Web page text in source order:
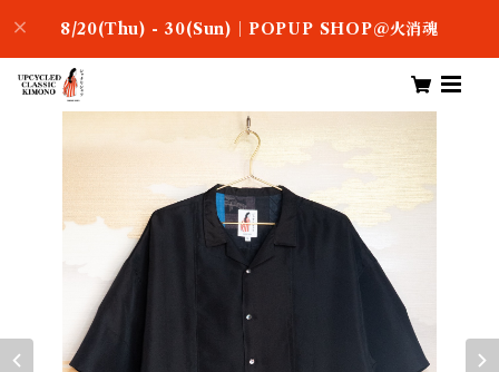
8/20(Thu) - 30(Sun)｜POPUP SHOP＠火消魂